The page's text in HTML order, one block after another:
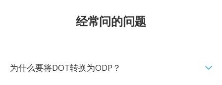
经常问的问题
为什么要将DOT转换为ODP？